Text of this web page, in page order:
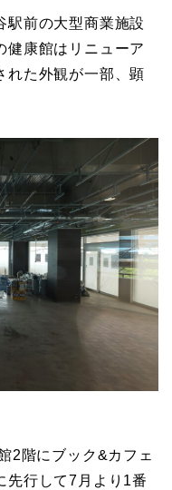
駅前の大型商業施設
健康館はリニューア
れた外観が一部、顕
2階にブック&カフェ
先行して7月より1番